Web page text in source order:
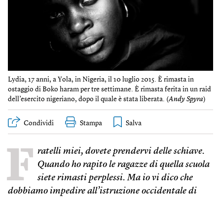
Lydia, 17 anni, a Yola, in Nigeria, il 10 luglio 2015. È rimasta in
ostaggio di Boko haram per tre settimane. È rimasta ferita in un raid
dell’esercito nigeriano, dopo il quale è stata liberata. (Andy Spyra)
Condividi Stampa
F ratelli miei, dovete prendervi delle schiave.
Quando ho rapito le ragazze di quella scuola
siete rimasti perplessi. Ma io vi dico che
dobbiamo impedire all’istruzione occidentale di